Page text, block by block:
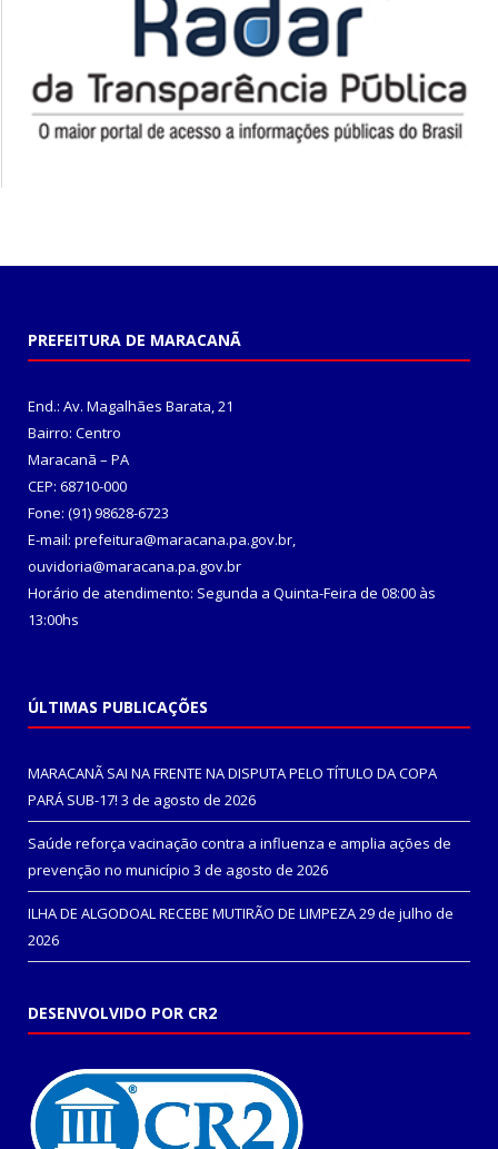
PREFEITURA DE MARACANÃ
End.: Av. Magalhães Barata, 21
Bairro: Centro
Maracanã – PA
CEP: 68710-000
Fone: (91) 98628-6723
E-mail: prefeitura@maracana.pa.gov.br,
ouvidoria@maracana.pa.gov.br
Horário de atendimento: Segunda a Quinta-Feira de 08:00 às
13:00hs
ÚLTIMAS PUBLICAÇÕES
MARACANÃ SAI NA FRENTE NA DISPUTA PELO TÍTULO DA COPA
PARÁ SUB-17! 3 de agosto de 2026
Saúde reforça vacinação contra a influenza e amplia ações de
prevenção no município 3 de agosto de 2026
ILHA DE ALGODOAL RECEBE MUTIRÃO DE LIMPEZA29 de julho de
2026
DESENVOLVIDO POR CR2